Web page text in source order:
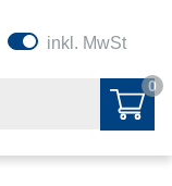
inkl. MwSt
0